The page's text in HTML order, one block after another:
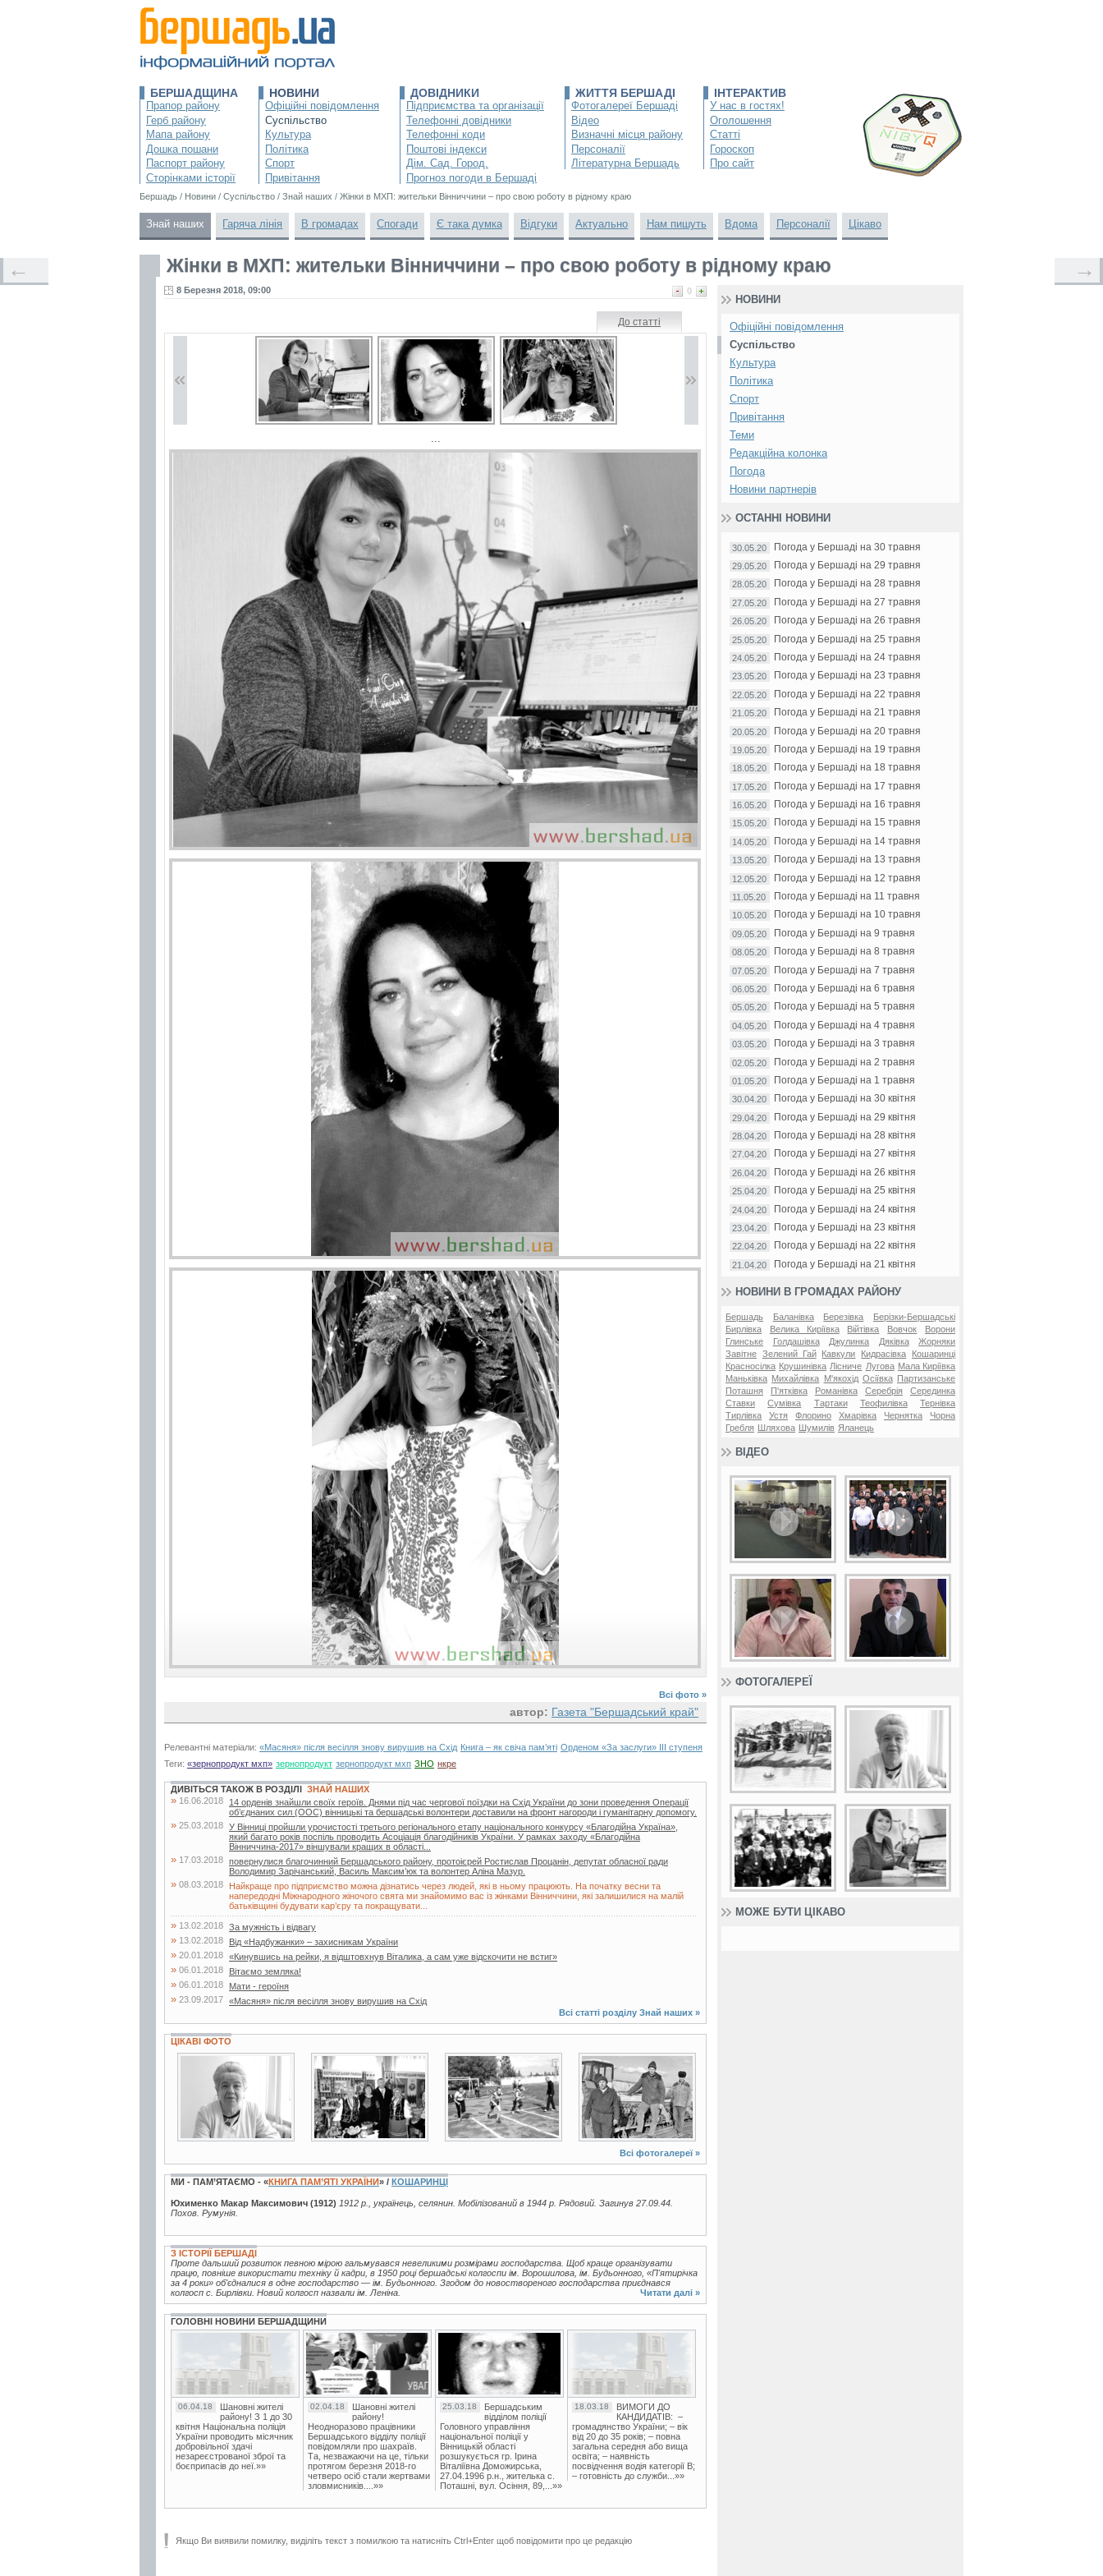
БЕРШАДЩИНА
Прапор району
Герб району
Мапа району
Дошка пошани
Паспорт району
Сторінками історії
НОВИНИ
Офіційні повідомлення
Суспільство
Культура
Політика
Спорт
Привітання
ДОВІДНИКИ
Підприємства та організації
Телефонні довідники
Телефонні коди
Поштові індекси
Дім. Сад. Город.
Прогноз погоди в Бершаді
ЖИТТЯ БЕРШАДІ
Фотогалереї Бершаді
Відео
Визначні місця району
Персоналії
Літературна Бершадь
ІНТЕРАКТИВ
У нас в гостях!
Оголошення
Статті
Гороскоп
Про сайт
Бершадь / Новини / Суспільство / Знай наших / Жінки в МХП: жительки Вінниччини – про свою роботу в рідному краю
Знай наших Гаряча лінія В громадах Спогади Є така думка Відгуки Актуально Нам пишуть Вдома Персоналії Цікаво
Жінки в МХП: жительки Вінниччини – про свою роботу в рідному краю
0
8 Березня 2018, 09:00
До статті
Всі фото »
автор: Газета "Бершадський край"
Релевантні матеріали: «Масяня» після весілля знову вирушив на Схід Книга – як свіча пам’яті Орденом «За заслуги» ІІІ ступеня
Теги: «зернопродукт мхп» зернопродукт зернопродукт мхп ЗНО нкре
← →
ДИВІТЬСЯ ТАКОЖ В РОЗДІЛІ ЗНАЙ НАШИХ
» 16.06.2018
14 орденів знайшли своїх героїв. Днями під час чергової поїздки на Схід України до зони проведення Операції
об’єднаних сил (ООС) вінницькі та бершадські волонтери доставили на фронт нагороди і гуманітарну допомогу.
» 25.03.2018 У Вінниці пройшли урочистості третього регіонального етапу національного конкурсу «Благодійна Україна»,
який багато років поспіль проводить Асоціація благодійників України. У рамках заходу «Благодійна
Вінниччина-2017» віншували кращих в області...
» 17.03.2018 повернулися благочинний Бершадського району, протоієрей Ростислав Процанін, депутат обласної ради
Володимир Зарічанський, Василь Максим’юк та волонтер Аліна Мазур.
» 08.03.2018
Найкраще про підприємство можна дізнатись через людей, які в ньому працюють. На початку весни та
напередодні Міжнародного жіночого свята ми знайомимо вас із жінками Вінниччини, які залишилися на малій
батьківщині будувати кар’єру та покращувати...
» 13.02.2018 За мужність і відвагу
» 13.02.2018 Від «Надбужанки» – захисникам України
» 20.01.2018 «Кинувшись на рейки, я відштовхнув Віталика, а сам уже відскочити не встиг»
» 06.01.2018 Вітаємо земляка!
» 06.01.2018 Мати - героїня
» 23.09.2017 «Масяня» після весілля знову вирушив на Схід
Всі статті розділу Знай наших »
ЦІКАВІ ФОТО
2 фото 2 фото 2 фото 2 фото
Всі фотогалереї »
МИ - ПАМ’ЯТАЄМО - «КНИГА ПАМ’ЯТІ УКРАЇНИ» / КОШАРИНЦІ
Юхименко Макар Максимович (1912) 1912 р., українець, селянин. Мобілізований в 1944 р. Рядовий. Загинув 27.09.44.
Похов. Румунія.
З ІСТОРІЇ БЕРШАДІ
Проте дальший розвиток певною мірою гальмувався невеликими розмірами господарства. Щоб краще організувати
працю, повніше використати техніку й кадри, в 1950 році бершадські колгоспи ім. Ворошилова, ім. Будьонного, «П'ятирічка
за 4 роки» об'єдналися в одне господарство — ім. Будьонного. Згодом до новоствореного господарства приєднався
колгосп с. Бирлівки. Новий колгосп назвали ім. Леніна.
Читати далі »
ГОЛОВНІ НОВИНИ БЕРШАДЩИНИ
06.04.18
Шановні жителі
району! З 1 до 30
квітня Національна поліція
України проводить місячник
добровільної здачі
незареєстрованої зброї та
боєприпасів до неї.»»
02.04.18
Шановні жителі
району!
Неодноразово працівники
Бершадського відділу поліції
повідомляли про шахраїв.
Та, незважаючи на це, тільки
протягом березня 2018-го
четверо осіб стали жертвами
зловмисників....»»
25.03.18
Бершадським
відділом поліції
Головного управління
національної поліції у
Вінницькій області
розшукується гр. Ірина
Віталіївна Доможирська,
27.04.1996 р.н., жителька с.
Поташні, вул. Осіння, 89,...»»
18.03.18
ВИМОГИ ДО
КАНДИДАТІВ: –
громадянство України; – вік
від 20 до 35 років; – повна
загальна середня або вища
освіта; – наявність
посвідчення водія категорії В;
– готовність до служби...»»
Якщо Ви виявили помилку, виділіть текст з помилкою та натисніть Ctrl+Enter щоб повідомити про це редакцію
НОВИНИ
Офіційні повідомлення
Суспільство
Культура
Політика
Спорт
Привітання
Теми
Редакційна колонка
Погода
Новини партнерів
ОСТАННІ НОВИНИ
30.05.20 Погода у Бершаді на 30 травня
29.05.20 Погода у Бершаді на 29 травня
28.05.20 Погода у Бершаді на 28 травня
27.05.20 Погода у Бершаді на 27 травня
26.05.20 Погода у Бершаді на 26 травня
25.05.20 Погода у Бершаді на 25 травня
24.05.20 Погода у Бершаді на 24 травня
23.05.20 Погода у Бершаді на 23 травня
22.05.20 Погода у Бершаді на 22 травня
21.05.20 Погода у Бершаді на 21 травня
20.05.20 Погода у Бершаді на 20 травня
19.05.20 Погода у Бершаді на 19 травня
18.05.20 Погода у Бершаді на 18 травня
17.05.20 Погода у Бершаді на 17 травня
16.05.20 Погода у Бершаді на 16 травня
15.05.20 Погода у Бершаді на 15 травня
14.05.20 Погода у Бершаді на 14 травня
13.05.20 Погода у Бершаді на 13 травня
12.05.20 Погода у Бершаді на 12 травня
11.05.20 Погода у Бершаді на 11 травня
10.05.20 Погода у Бершаді на 10 травня
09.05.20 Погода у Бершаді на 9 травня
08.05.20 Погода у Бершаді на 8 травня
07.05.20 Погода у Бершаді на 7 травня
06.05.20 Погода у Бершаді на 6 травня
05.05.20 Погода у Бершаді на 5 травня
04.05.20 Погода у Бершаді на 4 травня
03.05.20 Погода у Бершаді на 3 травня
02.05.20 Погода у Бершаді на 2 травня
01.05.20 Погода у Бершаді на 1 травня
30.04.20 Погода у Бершаді на 30 квітня
29.04.20 Погода у Бершаді на 29 квітня
28.04.20 Погода у Бершаді на 28 квітня
27.04.20 Погода у Бершаді на 27 квітня
26.04.20 Погода у Бершаді на 26 квітня
25.04.20 Погода у Бершаді на 25 квітня
24.04.20 Погода у Бершаді на 24 квітня
23.04.20 Погода у Бершаді на 23 квітня
22.04.20 Погода у Бершаді на 22 квітня
21.04.20 Погода у Бершаді на 21 квітня
НОВИНИ В ГРОМАДАХ РАЙОНУ
Бершадь Баланівка Березівка
Берізки-Бершадські
Бирлівка
Велика Киріївка Війтівка Вовчок
Ворони
Глинське
Голдашівка Джулинка Дяківка
Жорняки
Завітне Зелений Гай Кавкули Кидрасівка
Кошаринці
Красносілка Крушинівка Лісниче Лугова Мала Киріївка
Маньківка Михайлівка М'якохід Осіївка
Партизанське
Поташня
П'ятківка Романівка Серебрія
Серединка
Ставки
Сумівка Тартаки Теофилівка
Тернівка
Тирлівка
Устя Флорино Хмарівка Чернятка
Чорна
Гребля
Шляхова Шумилів Яланець
ВІДЕО
ФОТОГАЛЕРЕЇ
МОЖЕ БУТИ ЦІКАВО